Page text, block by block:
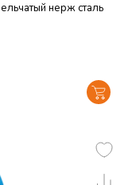
нерж сталь